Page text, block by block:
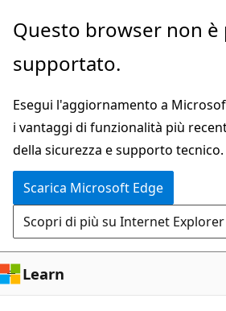
Ignora
passa
contenuto
principale
Questo browser non è
supportato.
Esegui l'aggiornamento a
i vantaggi di funzionalità più
della sicurezza e supporto tecnico.
Scarica Microsoft Edge
Scopri di più su Internet
Learn